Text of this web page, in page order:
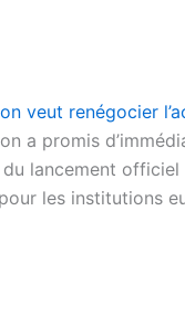
veut renégocier
a promis
du lancement
les institutions